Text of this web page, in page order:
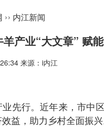
›› 内江新闻
产业“大文章” 赋
来源：i内江
业先行。近年来，市中
益，助力乡村全面振兴